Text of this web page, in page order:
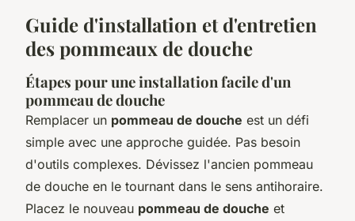
Guide d'installation et d'entretien
des pommeaux de douche
Étapes pour une installation facile d'un
pommeau de douche
Remplacer un pommeau de douche est un défi
simple avec une approche guidée. Pas besoin
d'outils complexes. Dévissez l'ancien pommeau
de douche en le tournant dans le sens antihoraire.
Placez le nouveau pommeau de douche et